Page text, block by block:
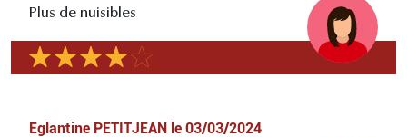
Plus de nuisibles
Eglantine PETITJEAN le 03/03/2024